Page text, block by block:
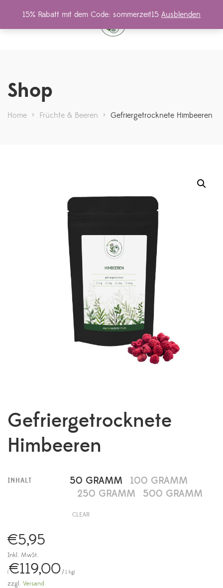
Shop
Home > Früchte & Beeren > Gefriergetrocknete Himbeeren
Gefriergetrocknete
Himbeeren
INHALT 50 GRAMM
100 GRAMM
250 GRAMM
500 GRAMM
CLEAR
€5,95
Inkl. MwSt.
(€119,00 / 1 kg)
zzgl. Versand
15% Rabatt mit dem Code: sommerzeit15 Ausblenden